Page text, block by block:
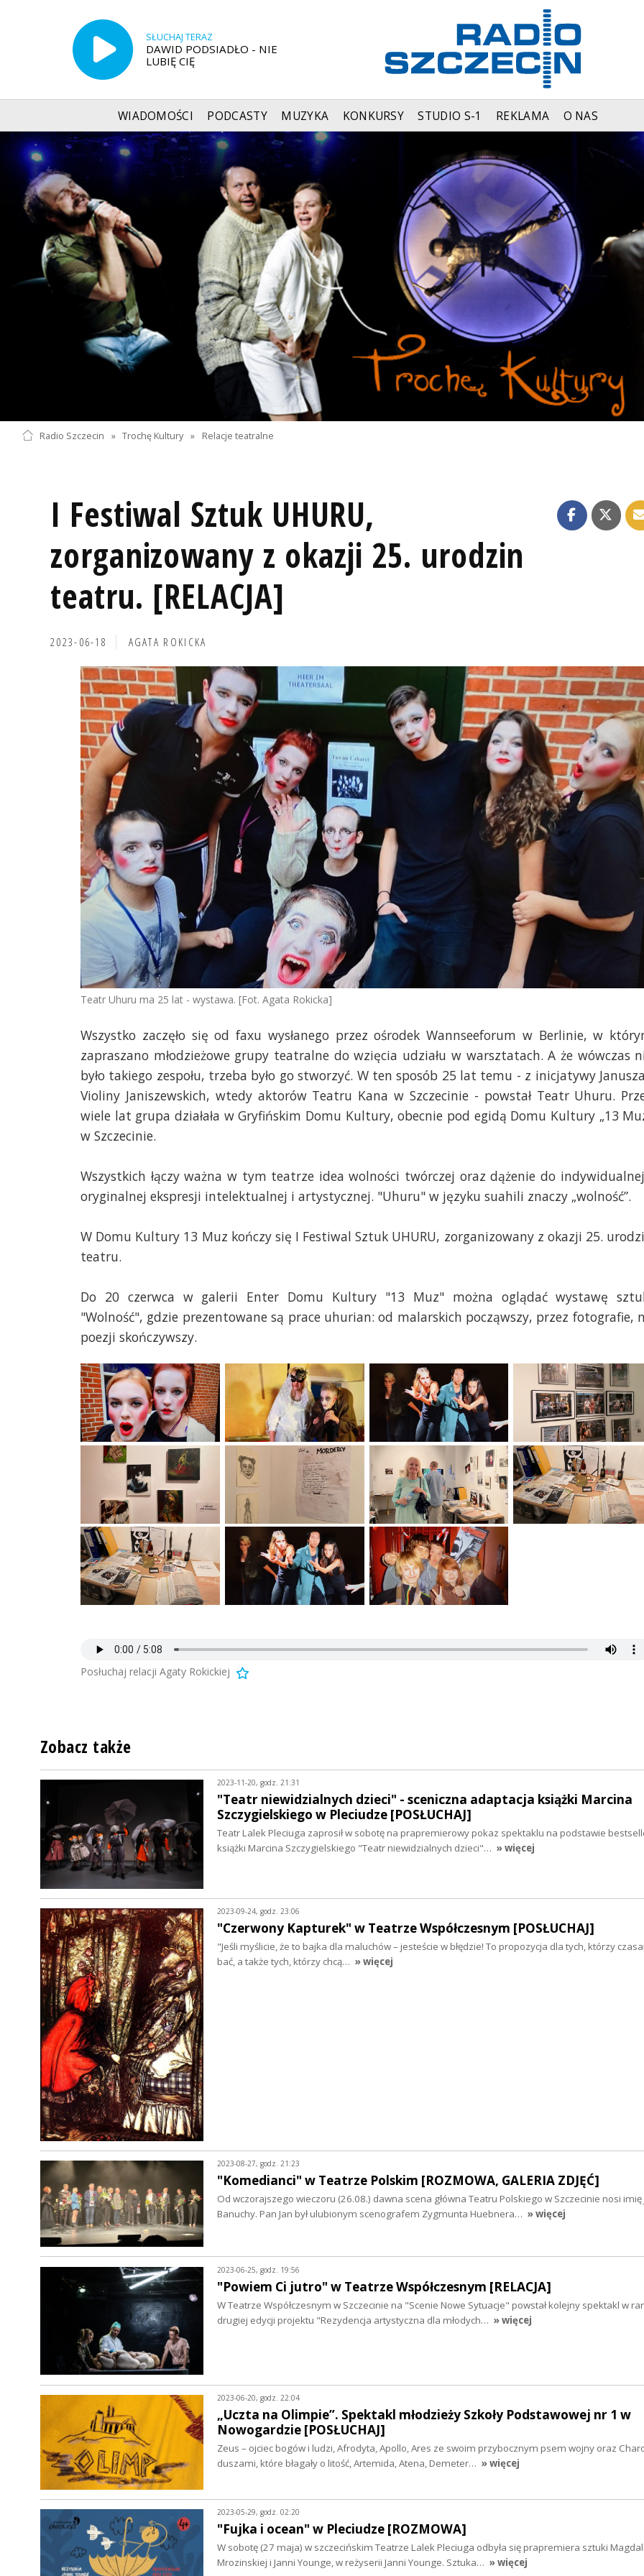
SŁUCHAJ TERAZ
DAWID PODSIADŁO - NIE
LUBIĘ CIĘ
WIADOMOŚCI PODCASTY MUZYKA KONKURSY STUDIO S-1 REKLAMA O NAS
Radio Szczecin » Trochę Kultury » Relacje teatralne
I Festiwal Sztuk UHURU,
zorganizowany z okazji 25. urodzin
teatru. [RELACJA]
2023-06-18 AGATA ROKICKA
Teatr Uhuru ma 25 lat - wystawa. [Fot. Agata Rokicka]
Wszystko zaczęło się od faxu wysłanego przez ośrodek Wannseeforum w Berlinie, w
zapraszano młodzieżowe grupy teatralne do wzięcia udziału w warsztatach. A że wówczas
było takiego zespołu, trzeba było go stworzyć. W ten sposób 25 lat temu - z inicjatywy
Violiny Janiszewskich, wtedy aktorów Teatru Kana w Szczecinie - powstał Teatr Uhuru.
wiele lat grupa działała w Gryfińskim Domu Kultury, obecnie pod egidą Domu Kultury „13
w Szczecinie.
Wszystkich łączy ważna w tym teatrze idea wolności twórczej oraz dążenie do
oryginalnej ekspresji intelektualnej i artystycznej. "Uhuru" w języku suahili znaczy „wolność”.
W Domu Kultury 13 Muz kończy się I Festiwal Sztuk UHURU, zorganizowany z okazji 25.
teatru.
Do 20 czerwca w galerii Enter Domu Kultury "13 Muz" można oglądać wystawę
"Wolność", gdzie prezentowane są prace uhurian: od malarskich począwszy, przez fotografie,
poezji skończywszy.
Posłuchaj relacji Agaty Rokickiej
Zobacz także
2023-11-20, godz. 21:31
"Teatr niewidzialnych dzieci" - sceniczna adaptacja książki Marcina
Szczygielskiego w Pleciudze [POSŁUCHAJ]
Teatr Lalek Pleciuga zaprosił w sobotę na prapremierowy pokaz spektaklu na podstawie
książki Marcina Szczygielskiego "Teatr niewidzialnych dzieci"… » więcej
2023-09-24, godz. 23:06
"Czerwony Kapturek" w Teatrze Współczesnym [POSŁUCHAJ]
"Jeśli myślicie, że to bajka dla maluchów – jesteście w błędzie! To propozycja dla tych, którzy
bać, a także tych, którzy chcą… » więcej
2023-08-27, godz. 21:23
"Komedianci" w Teatrze Polskim [ROZMOWA, GALERIA ZDJĘĆ]
Od wczorajszego wieczoru (26.08.) dawna scena główna Teatru Polskiego w Szczecinie nosi imię
Banuchy. Pan Jan był ulubionym scenografem Zygmunta Huebnera… » więcej
2023-06-25, godz. 19:56
"Powiem Ci jutro" w Teatrze Współczesnym [RELACJA]
W Teatrze Współczesnym w Szczecinie na "Scenie Nowe Sytuacje" powstał kolejny spektakl w
drugiej edycji projektu "Rezydencja artystyczna dla młodych… » więcej
2023-06-20, godz. 22:04
„Uczta na Olimpie”. Spektakl młodzieży Szkoły Podstawowej nr 1 w
Nowogardzie [POSŁUCHAJ]
Zeus – ojciec bogów i ludzi, Afrodyta, Apollo, Ares ze swoim przybocznym psem wojny oraz
duszami, które błagały o litość, Artemida, Atena, Demeter… » więcej
2023-05-29, godz. 02:20
"Fujka i ocean" w Pleciudze [ROZMOWA]
W sobotę (27 maja) w szczecińskim Teatrze Lalek Pleciuga odbyła się prapremiera sztuki
Mrozinskiej i Janni Younge, w reżyserii Janni Younge. Sztuka… » więcej